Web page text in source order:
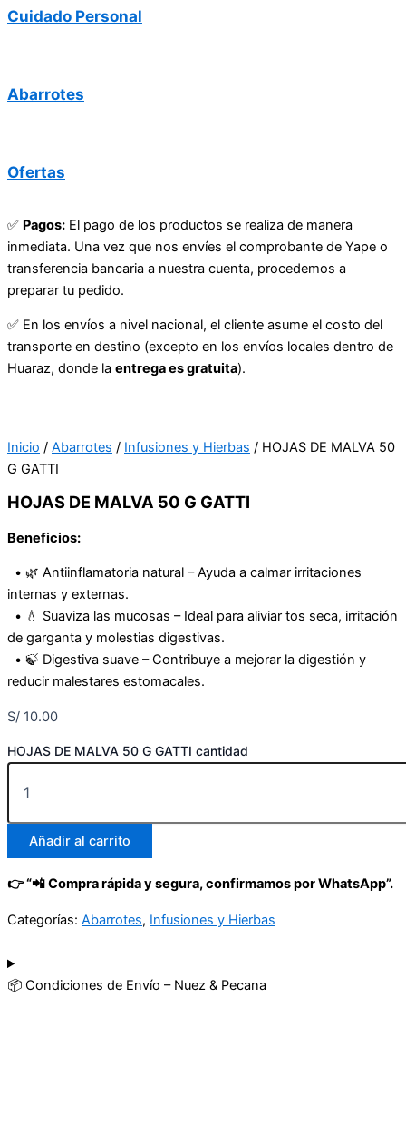
Cuidado Personal
Abarrotes
Ofertas
✅ Pagos: El pago de los productos se realiza de manera
inmediata. Una vez que nos envíes el comprobante de Yape o
transferencia bancaria a nuestra cuenta, procedemos a
preparar tu pedido.
✅ En los envíos a nivel nacional, el cliente asume el costo del
transporte en destino (excepto en los envíos locales dentro de
Huaraz, donde la entrega es gratuita).
Inicio / Abarrotes / Infusiones y Hierbas / HOJAS DE MALVA 50
G GATTI
HOJAS DE MALVA 50 G GATTI
Beneficios:
• 🌿 Antiinflamatoria natural – Ayuda a calmar irritaciones
internas y externas.
• 💧 Suaviza las mucosas – Ideal para aliviar tos seca, irritación
de garganta y molestias digestivas.
• 🍃 Digestiva suave – Contribuye a mejorar la digestión y
reducir malestares estomacales.
S/ 10.00
HOJAS DE MALVA 50 G GATTI cantidad
Añadir al carrito
👉 “📲 Compra rápida y segura, confirmamos por WhatsApp”.
Categorías: Abarrotes, Infusiones y Hierbas
📦 Condiciones de Envío – Nuez & Pecana